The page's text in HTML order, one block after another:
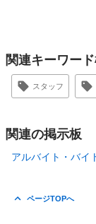
関連キーワー
スタッフ
関連の掲示板
アルバイト・バイ
ページTOPへ